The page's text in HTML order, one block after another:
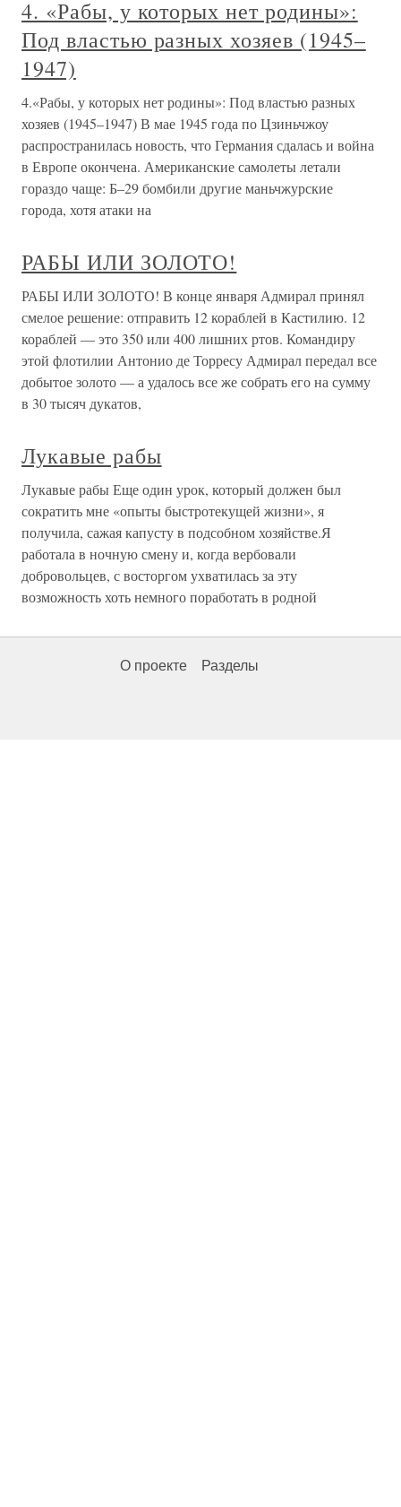
4. «Рабы, у которых нет родины»:
Под властью разных хозяев (1945–
1947)
4.«Рабы, у которых нет родины»: Под властью разных
хозяев (1945–1947) В мае 1945 года по Цзиньчжоу
распространилась новость, что Германия сдалась и война
в Европе окончена. Американские самолеты летали
гораздо чаще: Б–29 бомбили другие маньчжурские
города, хотя атаки на
РАБЫ ИЛИ ЗОЛОТО!
РАБЫ ИЛИ ЗОЛОТО! В конце января Адмирал принял
смелое решение: отправить 12 кораблей в Кастилию. 12
кораблей — это 350 или 400 лишних ртов. Командиру
этой флотилии Антонио де Торресу Адмирал передал все
добытое золото — а удалось все же собрать его на сумму
в 30 тысяч дукатов,
Лукавые рабы
Лукавые рабы Еще один урок, который должен был
сократить мне «опыты быстротекущей жизни», я
получила, сажая капусту в подсобном хозяйстве.Я
работала в ночную смену и, когда вербовали
добровольцев, с восторгом ухватилась за эту
возможность хоть немного поработать в родной
О проекте Разделы